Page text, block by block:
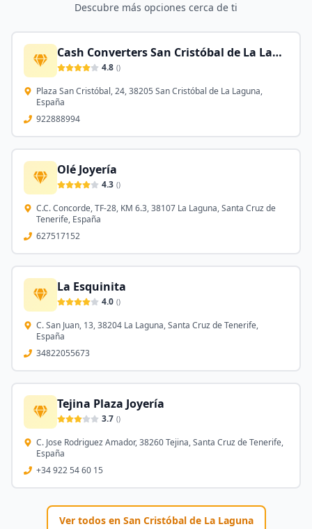
Descubre más opciones cerca de ti
Cash Converters San Cristóbal de La Laguna
4.8 ()
Plaza San Cristóbal, 24, 38205 San Cristóbal de La Laguna,
España
922888994
Olé Joyería
4.3 ()
C.C. Concorde, TF-28, KM 6.3, 38107 La Laguna, Santa Cruz de
Tenerife, España
627517152
La Esquinita
4.0 ()
C. San Juan, 13, 38204 La Laguna, Santa Cruz de Tenerife,
España
34822055673
Tejina Plaza Joyería
3.7 ()
C. Jose Rodriguez Amador, 38260 Tejina, Santa Cruz de Tenerife,
España
+34 922 54 60 15
Ver todos en San Cristóbal de La Laguna